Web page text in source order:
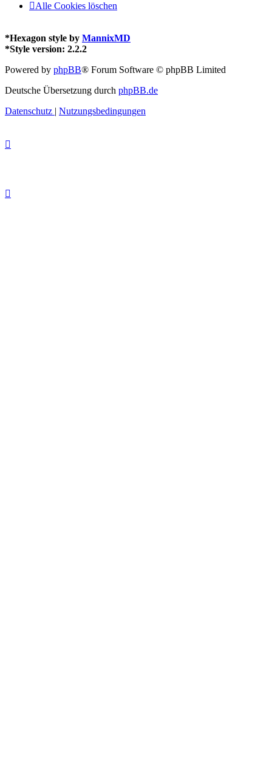
Alle Cookies löschen
*Hexagon style by MannixMD
*Style version: 2.2.2
Powered by phpBB® Forum Software © phpBB Limited
Deutsche Übersetzung durch phpBB.de
Datenschutz | Nutzungsbedingungen